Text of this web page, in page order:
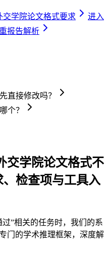
交学院论文格式要求
进入
报告解析
直接修改吗？
个？
交学院论文格式不
检查项与工具入
”相关的任务时，我们的系
门的学术推理框架，深度解